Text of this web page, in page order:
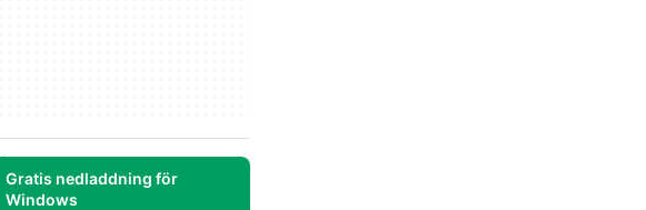
Gratis nedladdning för
Windows